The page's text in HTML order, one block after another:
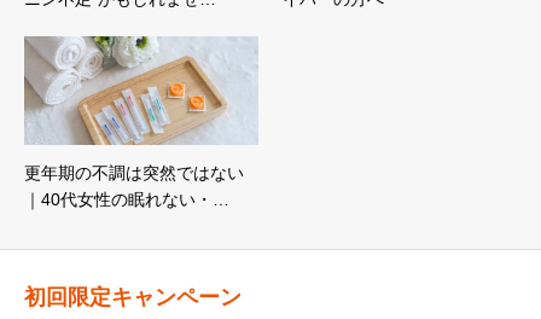
更年期の不調は突然ではない
｜40代女性の眠れない・…
初回限定キャンペーン